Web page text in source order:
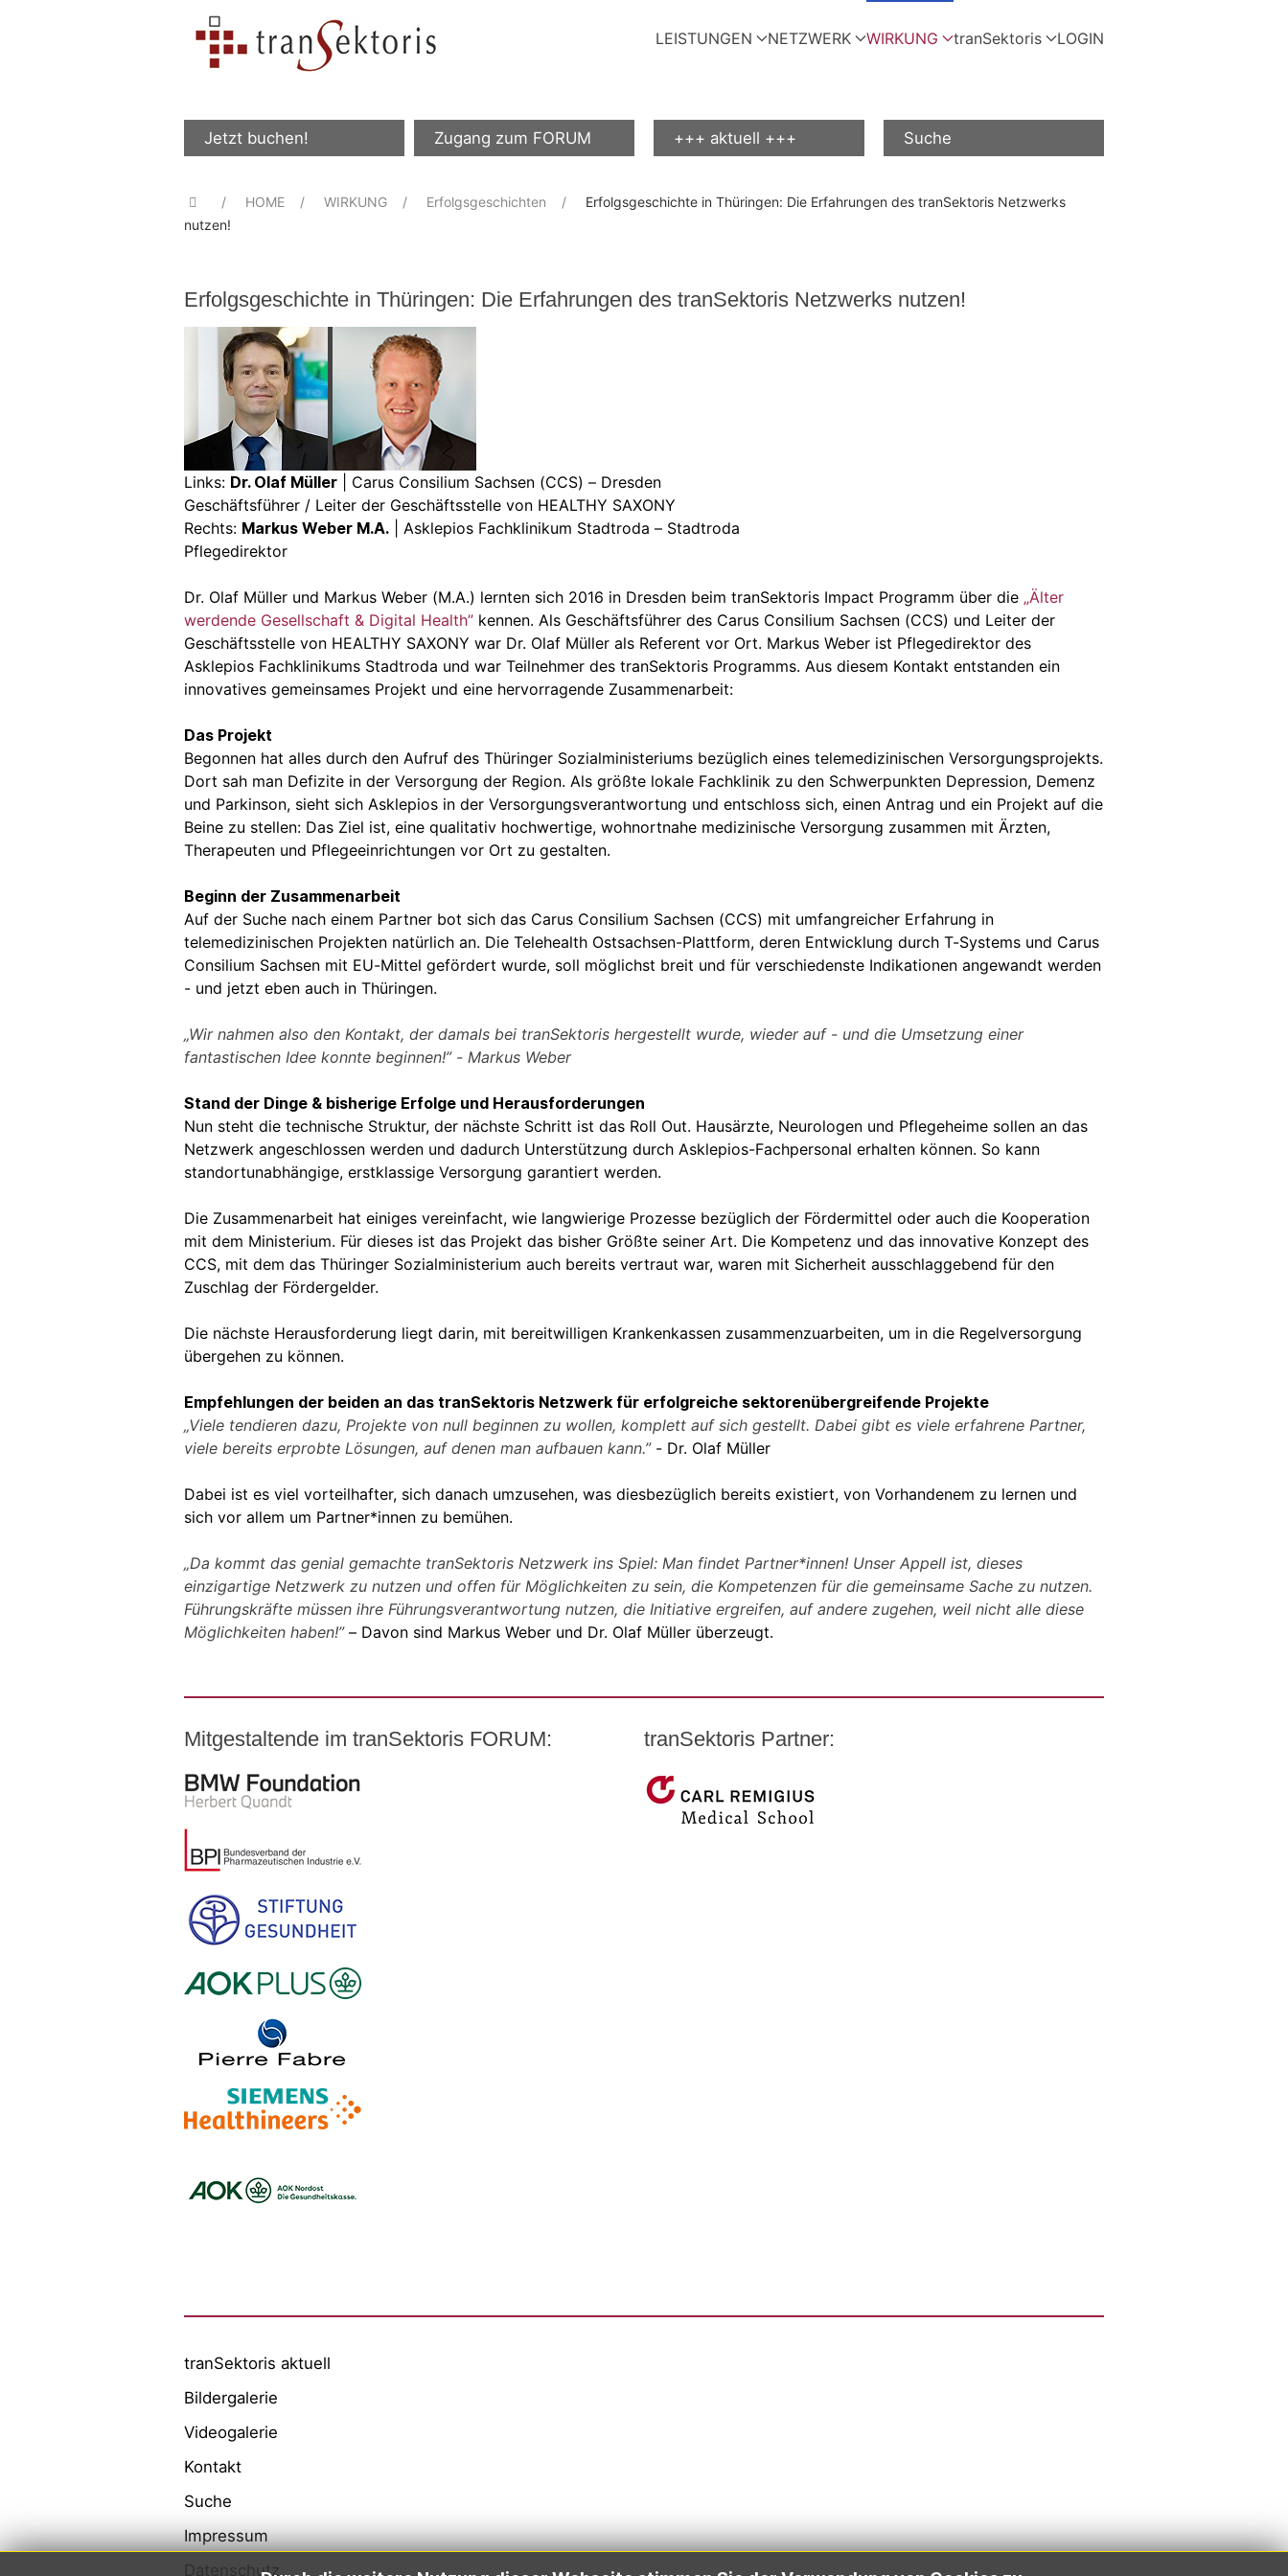
LEISTUNGEN NETZWERK WIRKUNG tranSektoris LOGIN
Jetzt buchen! Zugang zum FORUM +++ aktuell +++ Suche
HOME WIRKUNG Erfolgsgeschichten
Erfolgsgeschichte in Thüringen: Die Erfahrungen des tranSektoris Netzwerks
nutzen!
Erfolgsgeschichte in Thüringen: Die Erfahrungen des tranSektoris Netzwerks nutzen!
Links: Dr. Olaf Müller | Carus Consilium Sachsen (CCS) – Dresden
Geschäftsführer / Leiter der Geschäftsstelle von HEALTHY SAXONY
Rechts: Markus Weber M.A. | Asklepios Fachklinikum Stadtroda – Stadtroda
Pflegedirektor
Dr. Olaf Müller und Markus Weber (M.A.) lernten sich 2016 in Dresden beim tranSektoris Impact Programm über die „Älter
werdende Gesellschaft & Digital Health” kennen. Als Geschäftsführer des Carus Consilium Sachsen (CCS) und Leiter der
Geschäftsstelle von HEALTHY SAXONY war Dr. Olaf Müller als Referent vor Ort. Markus Weber ist Pflegedirektor des
Asklepios Fachklinikums Stadtroda und war Teilnehmer des tranSektoris Programms. Aus diesem Kontakt entstanden ein
innovatives gemeinsames Projekt und eine hervorragende Zusammenarbeit:
Das Projekt
Begonnen hat alles durch den Aufruf des Thüringer Sozialministeriums bezüglich eines telemedizinischen Versorgungsprojekts.
Dort sah man Defizite in der Versorgung der Region. Als größte lokale Fachklinik zu den Schwerpunkten Depression, Demenz
und Parkinson, sieht sich Asklepios in der Versorgungsverantwortung und entschloss sich, einen Antrag und ein Projekt auf die
Beine zu stellen: Das Ziel ist, eine qualitativ hochwertige, wohnortnahe medizinische Versorgung zusammen mit Ärzten,
Therapeuten und Pflegeeinrichtungen vor Ort zu gestalten.
Beginn der Zusammenarbeit
Auf der Suche nach einem Partner bot sich das Carus Consilium Sachsen (CCS) mit umfangreicher Erfahrung in
telemedizinischen Projekten natürlich an. Die Telehealth Ostsachsen-Plattform, deren Entwicklung durch T-Systems und Carus
Consilium Sachsen mit EU-Mittel gefördert wurde, soll möglichst breit und für verschiedenste Indikationen angewandt werden
- und jetzt eben auch in Thüringen.
„Wir nahmen also den Kontakt, der damals bei tranSektoris hergestellt wurde, wieder auf - und die Umsetzung einer
fantastischen Idee konnte beginnen!” - Markus Weber
Stand der Dinge & bisherige Erfolge und Herausforderungen
Nun steht die technische Struktur, der nächste Schritt ist das Roll Out. Hausärzte, Neurologen und Pflegeheime sollen an das
Netzwerk angeschlossen werden und dadurch Unterstützung durch Asklepios-Fachpersonal erhalten können. So kann
standortunabhängige, erstklassige Versorgung garantiert werden.
Die Zusammenarbeit hat einiges vereinfacht, wie langwierige Prozesse bezüglich der Fördermittel oder auch die Kooperation
mit dem Ministerium. Für dieses ist das Projekt das bisher Größte seiner Art. Die Kompetenz und das innovative Konzept des
CCS, mit dem das Thüringer Sozialministerium auch bereits vertraut war, waren mit Sicherheit ausschlaggebend für den
Zuschlag der Fördergelder.
Die nächste Herausforderung liegt darin, mit bereitwilligen Krankenkassen zusammenzuarbeiten, um in die Regelversorgung
übergehen zu können.
Empfehlungen der beiden an das tranSektoris Netzwerk für erfolgreiche sektorenübergreifende Projekte
„Viele tendieren dazu, Projekte von null beginnen zu wollen, komplett auf sich gestellt. Dabei gibt es viele erfahrene Partner,
viele bereits erprobte Lösungen, auf denen man aufbauen kann.”- Dr. Olaf Müller
Dabei ist es viel vorteilhafter, sich danach umzusehen, was diesbezüglich bereits existiert, von Vorhandenem zu lernen und
sich vor allem um Partner*innen zu bemühen.
„Da kommt das genial gemachte tranSektoris Netzwerk ins Spiel: Man findet Partner*innen! Unser Appell ist, dieses
einzigartige Netzwerk zu nutzen und offen für Möglichkeiten zu sein, die Kompetenzen für die gemeinsame Sache zu nutzen.
Führungskräfte müssen ihre Führungsverantwortung nutzen, die Initiative ergreifen, auf andere zugehen, weil nicht alle diese
Möglichkeiten haben!”– Davon sind Markus Weber und Dr. Olaf Müller überzeugt.
Mitgestaltende im tranSektoris FORUM:
Logo – BMW Foundation Herbert Quandt
Logo – BDI Bundesverband der Pharmazeutischen Industrie e. V. (BPI)
Logo – Stiftung Gesundheit
Logo – AOK PLUS
Logo – Pierre Fabre Pharma
Logo – Siemens Healthineers
Logo – AOK NORDOEST
tranSektoris Partner:
Carl Remigius Medical School
tranSektoris aktuell
Bildergalerie
Videogalerie
Kontakt
Suche
Impressum
Datenschutz